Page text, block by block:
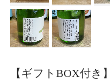
【ギフトBOX付き